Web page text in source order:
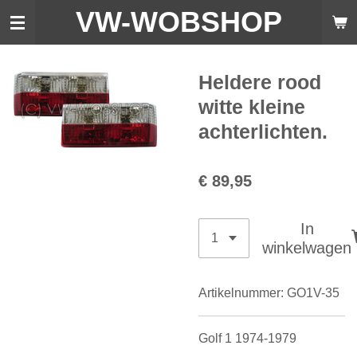
Ga
de
hoofdinhoud
VW-WOBSHOP
Heldere rood
witte kleine
achterlichten.
€ 89,95
In
winkelwagen
Artikelnummer: GO1V-35
Golf 1 1974-1979